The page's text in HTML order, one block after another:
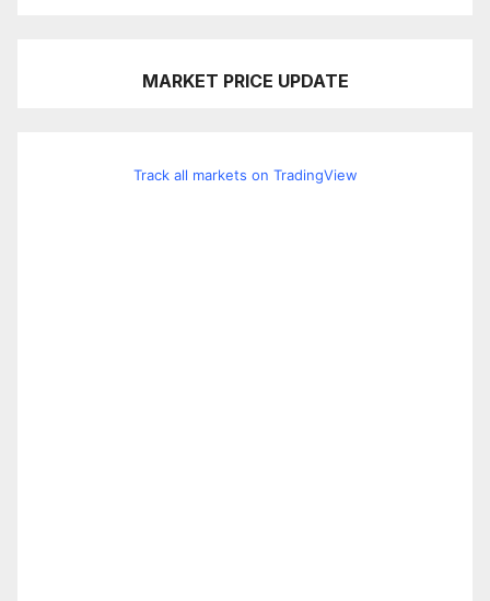
MARKET PRICE UPDATE
Track all markets on TradingView